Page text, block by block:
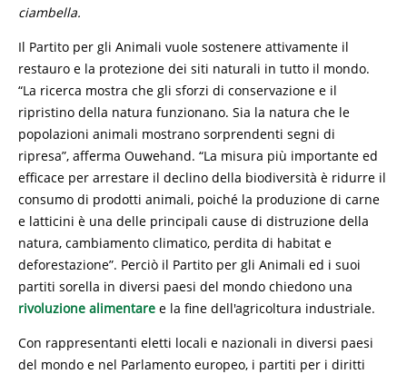
ciambella.
Il Partito per gli Animali vuole sostenere attivamente il
restauro e la protezione dei siti naturali in tutto il mondo.
“La ricerca mostra che gli sforzi di conservazione e il
ripristino della natura funzionano. Sia la natura che le
popolazioni animali mostrano sorprendenti segni di
ripresa”, afferma Ouwehand. “La misura più importante ed
efficace per arrestare il declino della biodiversità è ridurre il
consumo di prodotti animali, poiché la produzione di carne
e latticini è una delle principali cause di distruzione della
natura, cambiamento climatico, perdita di habitat e
deforestazione”. Perciò il Partito per gli Animali ed i suoi
partiti sorella in diversi paesi del mondo chiedono una
rivoluzione alimentare e la fine dell'agricoltura industriale.
Con rappresentanti eletti locali e nazionali in diversi paesi
del mondo e nel Parlamento europeo, i partiti per i diritti